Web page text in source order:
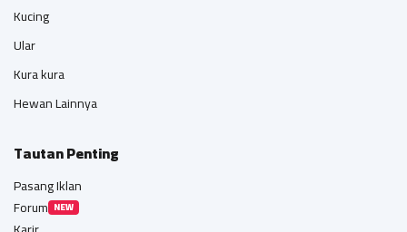
Kucing
Ular
Kura kura
Hewan Lainnya
Tautan Penting
Pasang Iklan
Forum NEW